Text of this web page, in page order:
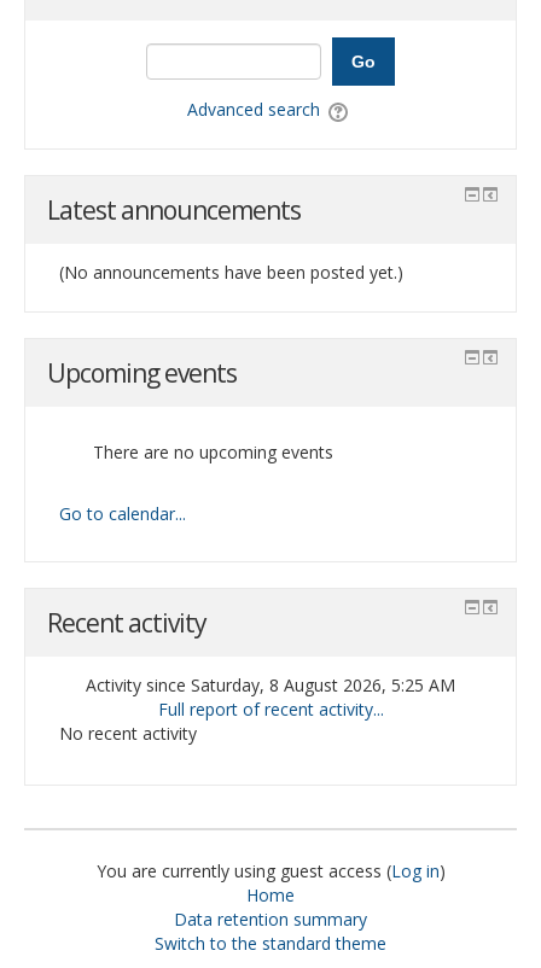
Go
Advanced search
Latest announcements
(No announcements have been posted yet.)
Upcoming events
There are no upcoming events
Go to calendar...
Recent activity
Activity since Saturday, 8 August 2026, 5:25 AM
Full report of recent activity...
No recent activity
You are currently using guest access (Log in)
Home
Data retention summary
Switch to the standard theme